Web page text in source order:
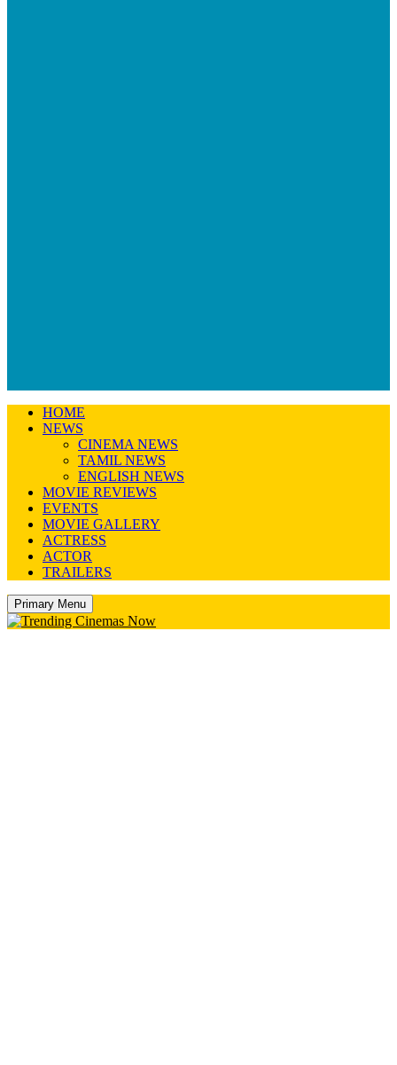
HOME
NEWS
CINEMA NEWS
TAMIL NEWS
ENGLISH NEWS
MOVIE REVIEWS
EVENTS
MOVIE GALLERY
ACTRESS
ACTOR
TRAILERS
Primary Menu